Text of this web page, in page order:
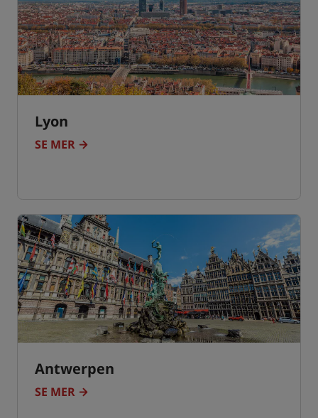
Lyon
SE MER
Antwerpen
SE MER